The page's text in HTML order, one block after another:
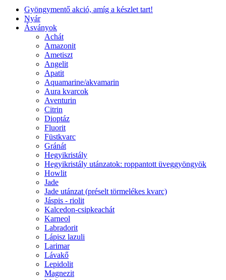
Gyöngymentő akció, amíg a készlet tart!
Nyár
Ásványok
Achát
Amazonit
Ametiszt
Angelit
Apatit
Aquamarine/akvamarin
Aura kvarcok
Aventurin
Citrin
Dioptáz
Fluorit
Füstkvarc
Gránát
Hegyikristály
Hegyikristály utánzatok: roppantott üveggyöngyök
Howlit
Jade
Jade utánzat (préselt törmelékes kvarc)
Jáspis - riolit
Kalcedon-csipkeachát
Karneol
Labradorit
Lápisz lazuli
Larimar
Lávakő
Lepidolit
Magnezit